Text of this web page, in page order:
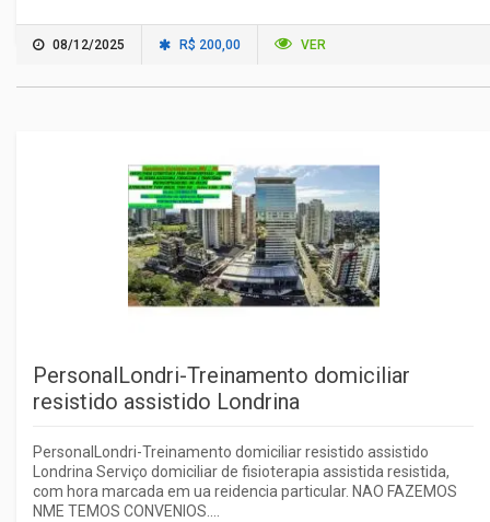
08/12/2025 R$ 200,00 VER
PersonalLondri-Treinamento domiciliar
resistido assistido Londrina
PersonalLondri-Treinamento domiciliar resistido assistido
Londrina Serviço domiciliar de fisioterapia assistida resistida,
com hora marcada em ua reidencia particular. NAO FAZEMOS
NME TEMOS CONVENIOS....